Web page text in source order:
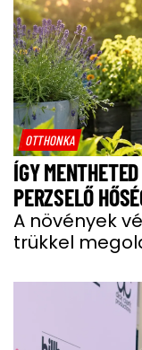
OTTHONKA
ÍGY
PERZSELŐ
A növények
trükkel